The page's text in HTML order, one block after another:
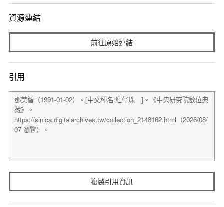
資源連結
前往原始連結
引用
複製引用資訊